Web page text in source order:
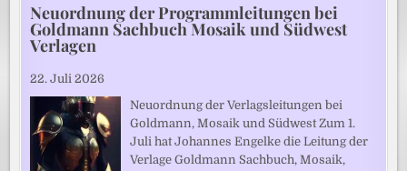
Neuordnung der Programmleitungen bei
Goldmann Sachbuch Mosaik und Südwest
Verlagen
22. Juli 2026
Neuordnung der Verlagsleitungen bei
Goldmann, Mosaik und Südwest Zum 1.
Juli hat Johannes Engelke die Leitung der
Verlage Goldmann Sachbuch, Mosaik,